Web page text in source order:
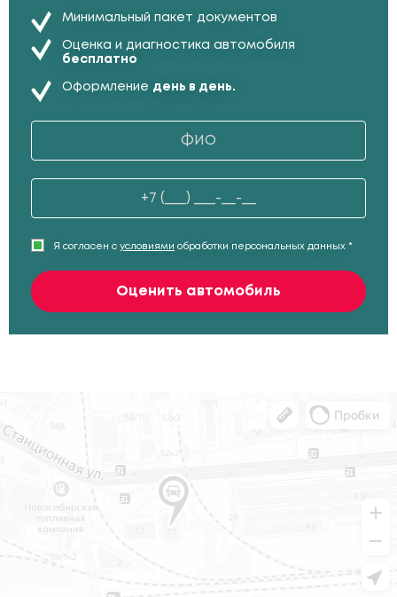
Минимальный пакет документов
Оценка и диагностика автомобиля
бесплатно
Оформление день в день.
Я согласен с условиями обработки персональных данных *
Оценить автомобиль